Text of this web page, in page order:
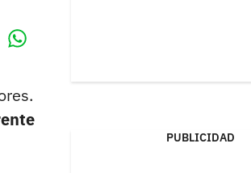
PUBLICIDAD